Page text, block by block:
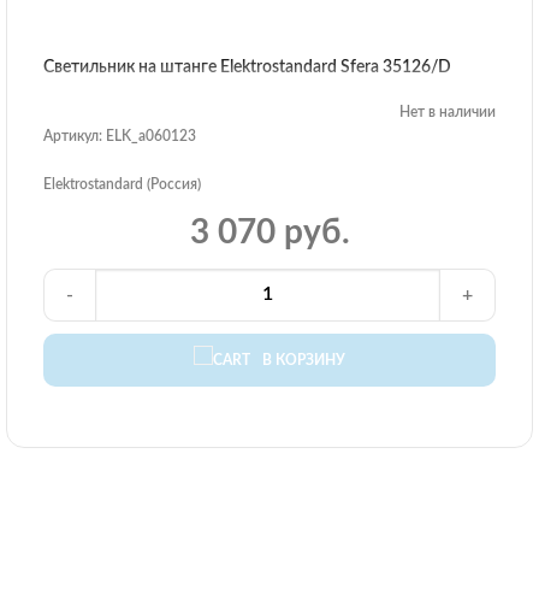
Светильник на штанге Elektrostandard Sfera 35126/D
Нет в наличии
Артикул: ELK_a060123
Elektrostandard (Россия)
3 070 руб.
В КОРЗИНУ
- +